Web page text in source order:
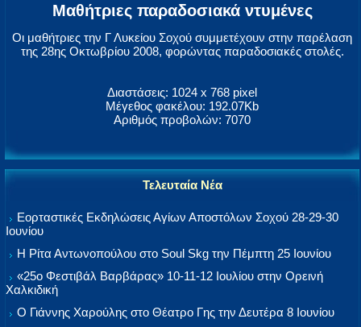
Μαθήτριες παραδοσιακά ντυμένες
Οι μαθήτριες την Γ Λυκείου Σοχού συμμετέχουν στην παρέλαση
της 28ης Οκτωβρίου 2008, φορώντας παραδοσιακές στολές.
Διαστάσεις: 1024 x 768 pixel
Μέγεθος φακέλου: 192.07Kb
Αριθμός προβολών: 7070
Τελευταία Νέα
Εορταστικές Εκδηλώσεις Αγίων Αποστόλων Σοχού 28-29-30
Ιουνίου
Η Ρίτα Αντωνοπούλου στο Soul Skg την Πέμπτη 25 Ιουνίου
«25ο Φεστιβάλ Βαρβάρας» 10-11-12 Ιουλίου στην Ορεινή
Χαλκιδική
Ο Γιάννης Χαρούλης στο Θέατρο Γης την Δευτέρα 8 Ιουνίου